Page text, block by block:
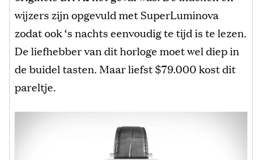
wijzers zijn opgevuld met SuperLuminova
zodat ook ‘s nachts eenvoudig te tijd is te lezen.
De liefhebber van dit horloge moet wel diep in
de buidel tasten. Maar liefst $79.000 kost dit
pareltje.